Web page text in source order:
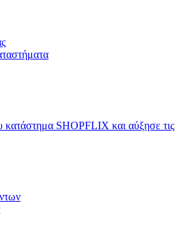
κατάστημα SHOPFLIX και αύξησε τις